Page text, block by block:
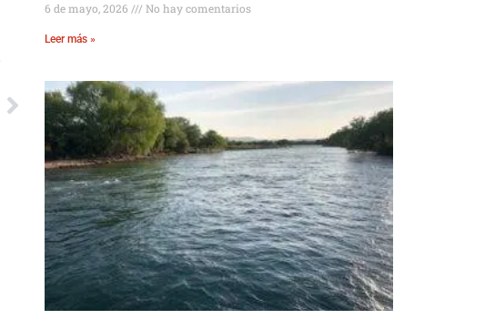
6 de mayo, 2026 No hay comentarios
Leer más »